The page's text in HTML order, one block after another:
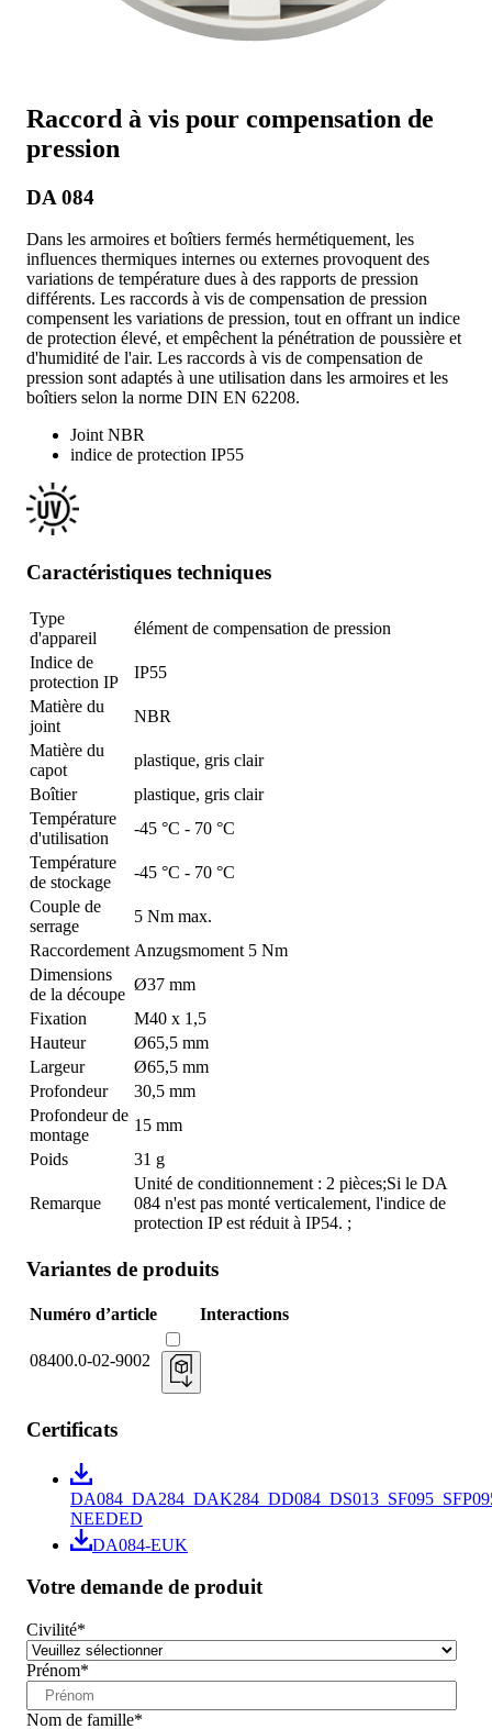
Raccord à vis pour compensation de
pression
DA 084
Dans les armoires et boîtiers fermés hermétiquement, les
influences thermiques internes ou externes provoquent des
variations de température dues à des rapports de pression
différents. Les raccords à vis de compensation de pression
compensent les variations de pression, tout en offrant un indice
de protection élevé, et empêchent la pénétration de poussière et
d'humidité de l'air. Les raccords à vis de compensation de
pression sont adaptés à une utilisation dans les armoires et les
boîtiers selon la norme DIN EN 62208.
Joint NBR
indice de protection IP55
Caractéristiques techniques
Type
d'appareil
élément de compensation de pression
Indice de
protection IP
IP55
Matière du
joint
NBR
Matière du
capot
plastique, gris clair
Boîtier
plastique, gris clair
Température
d'utilisation
-45 °C - 70 °C
Température
de stockage
-45 °C - 70 °C
Couple de
serrage
5 Nm max.
Raccordement Anzugsmoment 5 Nm
Dimensions
de la découpe
Ø37 mm
Fixation
M40 x 1,5
Hauteur
Ø65,5 mm
Largeur
Ø65,5 mm
Profondeur
30,5 mm
Profondeur de
montage
15 mm
Poids
31 g
Remarque
Unité de conditionnement : 2 pièces;Si le DA
084 n'est pas monté verticalement, l'indice de
protection IP est réduit à IP54. ;
Variantes de produits
Numéro d’article Interactions
08400.0-02-9002
Certificats
NEEDED
DA084-EUK
Votre demande de produit
Civilité*
Prénom*
Nom de famille*